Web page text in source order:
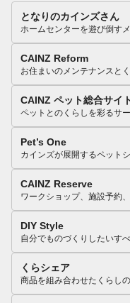
となりのカインズさん
ホームセンターを遊び倒す
CAINZ Reform
お住まいのメンテナンスと
CAINZ ペット総合サイ
ペットとのくらしを彩るサ
Pet’s One
カインズが展開するペット
CAINZ Reserve
ワークショップ、施設予約
DIY Style
自分でものづくりしたいす
くらシェア
商品を組み合わせたくらし